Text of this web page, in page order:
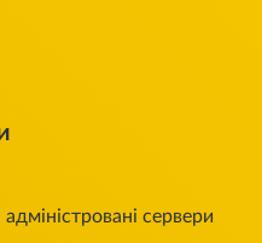
адміністровані сервери